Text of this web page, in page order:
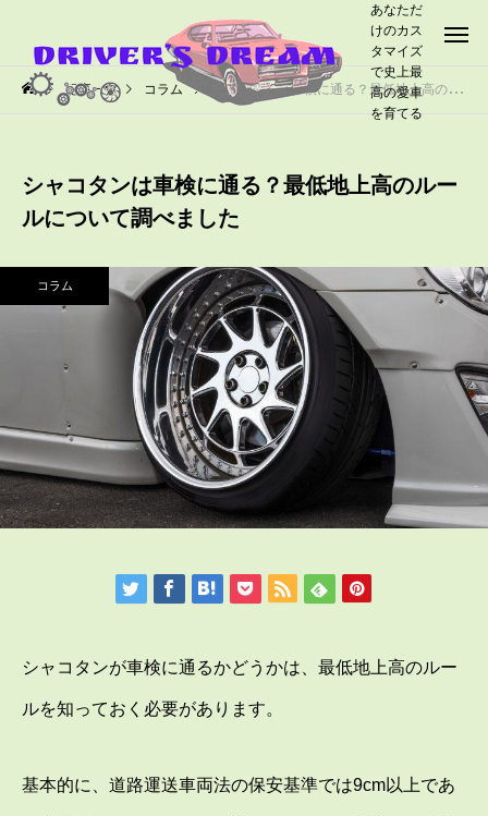
あなただ
けのカス
タマイズ
で史上最
高の愛車
を育てる
記事一覧 コラム シャコタンは車検に通る？最低地上高のルールについて調べました
シャコタンは車検に通る？最低地上高のルー
ルについて調べました
コラム
シャコタンが車検に通るかどうかは、最低地上高のルー
ルを知っておく必要があります。
基本的に、道路運送車両法の保安基準では9cm以上であ